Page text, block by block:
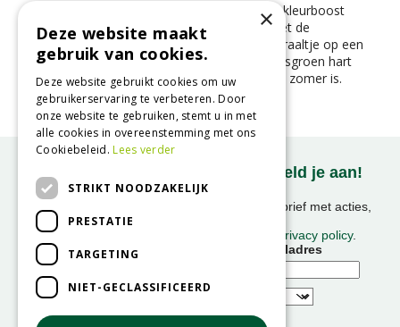
Op zoek naar een plant die je tuin een flinke kleurboost
geeft in de zomer en herfst? Maak kennis met de
Rudbeckia ‘Sunbeckia Ophelia’ – een zonnestraaltje op een
steel. Met haar knalgele bloemblaadjes en frisgroen hart
fleurt ze elke border of pot op alsof het altijd zomer is.
Onze nieuwsbrief ontvangen? Meld je aan!
Ontvang ongeveer 1x per week onze nieuwsbrief met acties,
We slaan uw gegevens op conform onze
privacy policy.
Voornaam
E-mailadres
×
Deze website maakt
gebruik van cookies.
Deze website gebruikt cookies om uw
gebruikerservaring te verbeteren. Door
onze website te gebruiken, stemt u in met
alle cookies in overeenstemming met ons
Cookiebeleid.Lees verder
STRIKT NOODZAKELIJK
PRESTATIE
TARGETING
NIET-GECLASSIFICEERD